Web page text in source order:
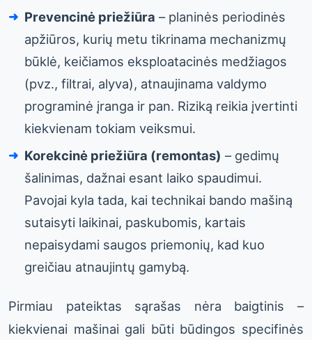
Prevencinė priežiūra – planinės periodinės
apžiūros, kurių metu tikrinama mechanizmų
būklė, keičiamos eksploatacinės medžiagos
(pvz., filtrai, alyva), atnaujinama valdymo
programinė įranga ir pan. Riziką reikia įvertinti
kiekvienam tokiam veiksmui.
Korekcinė priežiūra (remontas) – gedimų
šalinimas, dažnai esant laiko spaudimui.
Pavojai kyla tada, kai technikai bando mašiną
sutaisyti laikinai, paskubomis, kartais
nepaisydami saugos priemonių, kad kuo
greičiau atnaujintų gamybą.
Pirmiau pateiktas sąrašas nėra baigtinis –
kiekvienai mašinai gali būti būdingos specifinės